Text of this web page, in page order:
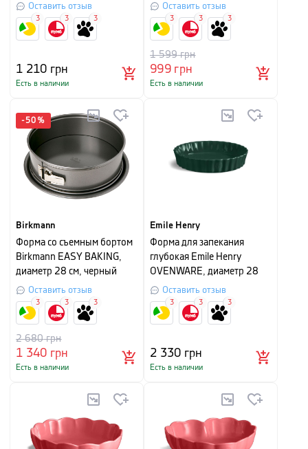
черный
Оставить отзыв
1 210 грн
Есть в наличии
3 3 3
Оставить отзыв
999грн
1 599грн
Есть в наличии
3 3 3
-50 %
Birkmann
Форма со съемным бортом
Birkmann EASY BAKING,
диаметр 28 см, черный
Оставить отзыв
1 340 грн
2 680грн
Есть в наличии
3 3 3
Emile Henry
Форма для запекания
глубокая Emile Henry
OVENWARE, диаметр 28
см, зеленый
Оставить отзыв
2 330 грн
Есть в наличии
3 3 3